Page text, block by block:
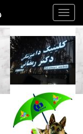
Toggle
navigation